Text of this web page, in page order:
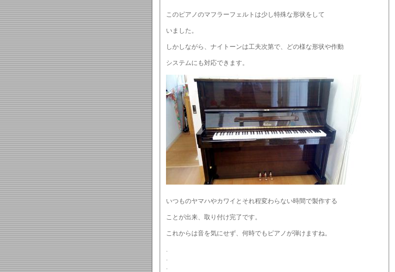
このピアノのマフラーフェルトは少し特殊な形状をして
いました。
しかしながら、ナイトーンは工夫次第で、どの様な形状や作動
システムにも対応できます。
いつものヤマハやカワイとそれ程変わらない時間で製作する
ことが出来、取り付け完了です。
これからは音を気にせず、何時でもピアノが弾けますね。
.
.
.